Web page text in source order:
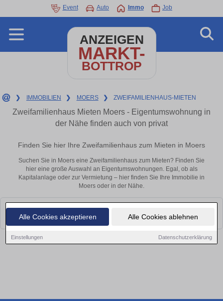
Alle Cookies akzeptieren Alle Cookies ablehnen
Einstellungen Datenschutzerklärung
Event Auto Immo Job
ANZEIGEN
MARKT-
BOTTROP
❯ IMMOBILIEN ❯ MOERS ❯ ZWEIFAMILIENHAUS-MIETEN
Zweifamilienhaus Mieten Moers - Eigentumswohnung in
der Nähe finden auch von privat
Finden Sie hier Ihre Zweifamilienhaus zum Mieten in Moers
Suchen Sie in Moers eine Zweifamilienhaus zum Mieten? Finden Sie
hier eine große Auswahl an Eigentumswohnungen. Egal, ob als
Kapitalanlage oder zur Vermietung – hier finden Sie Ihre Immobilie in
Moers oder in der Nähe.
Leider konnten wir derzeit keine passenden Objekte finden. Schauen Sie
bald wieder vorbei!